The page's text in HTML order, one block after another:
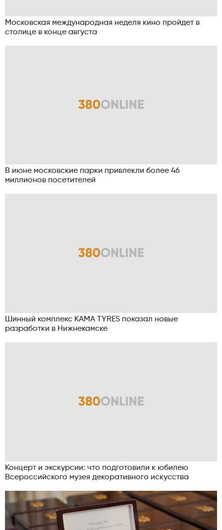
Московская международная неделя кино пройдет в
столице в конце августа
В июне московские парки привлекли более 46
миллионов посетителей
Шинный комплекс KAMA TYRES показал новые
разработки в Нижнекамске
Концерт и экскурсии: что подготовили к юбилею
Всероссийского музея декоративного искусства